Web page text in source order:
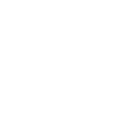
ΑΝΑΤΟΜΙΚΑ